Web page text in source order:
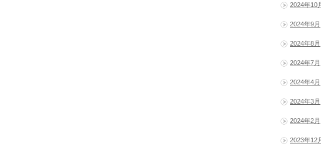
2024年10
2024年9月
2024年8月
2024年7月
2024年4月
2024年3月
2024年2月
2023年12